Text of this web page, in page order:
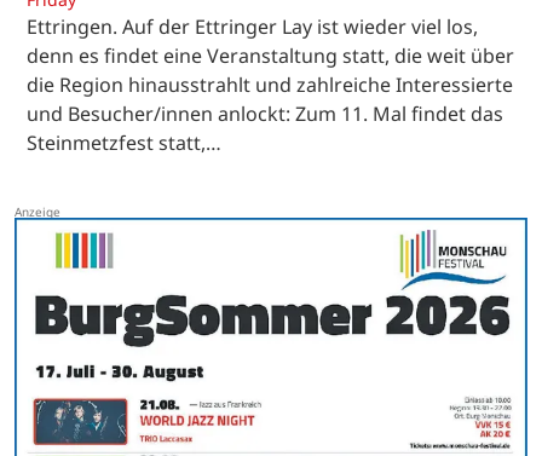
Ettringen. Auf der Ettringer Lay ist wieder viel los,
denn es findet eine Veranstaltung statt, die weit über
die Region hinausstrahlt und zahlreiche Interessierte
und Besucher/innen anlockt: Zum 11. Mal findet das
Steinmetzfest statt,…